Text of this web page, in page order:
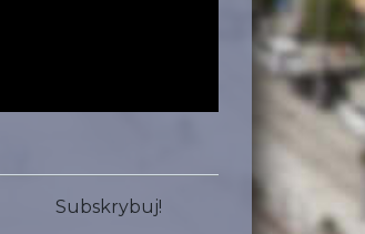
Subskrybuj!